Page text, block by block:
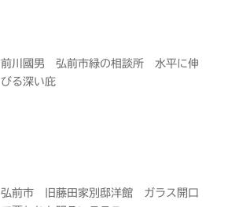
前川國男 弘前市緑の相談所 水平に伸
びる深い庇
弘前市 旧藤田家別邸洋館 ガラス開口